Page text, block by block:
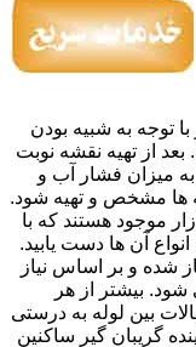
توجه به شبیه بودن
بعد از تهیه نقشه نوبت
به میزان فشار آب و
ها مشخص و تهیه شود.
موجود هستند که با
آن ها دست یابید.
شده و بر اساس نیاز
بیشتر از هر
بین لوله به درستی
گریبان گیر ساکنین